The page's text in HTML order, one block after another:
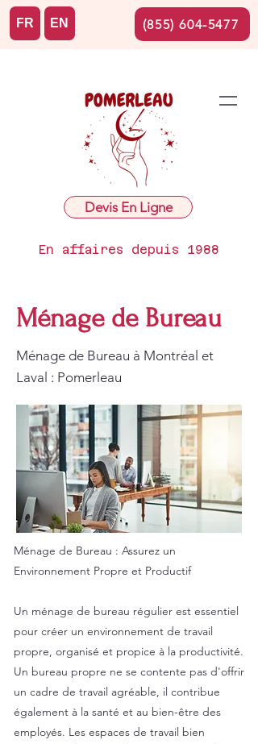
Devis En Ligne
En affaires depuis 1988
FR EN (855) 604-5477
Ménage de Bureau
Ménage de Bureau à Montréal et
Laval : Pomerleau
Ménage de Bureau : Assurez un
Environnement Propre et Productif
Un ménage de bureau régulier est essentiel
pour créer un environnement de travail
propre, organisé et propice à la productivité.
Un bureau propre ne se contente pas d'offrir
un cadre de travail agréable, il contribue
également à la santé et au bien-être des
employés. Les espaces de travail bien